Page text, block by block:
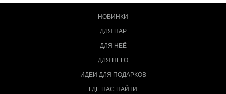
НОВИНКИ
ДЛЯ ПАР
ДЛЯ НЕЁ
ДЛЯ НЕГО
ИДЕИ ДЛЯ ПОДАРКОВ
ГДЕ НАС НАЙТИ